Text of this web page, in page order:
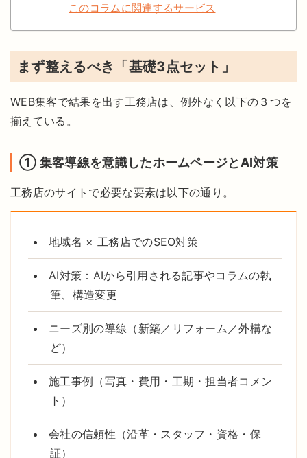
このコラムに関連するサービス
まず整えるべき「基礎3点セット」
WEB集客で結果を出す工務店は、例外なく以下の３つを
揃えている。
① 集客導線を意識したホームページとAI対策
工務店のサイトで必要な要素は以下の通り。
地域名 × 工務店でのSEO対策
AI対策：AIから引用される記事やコラムの執
筆、構造変更
ニーズ別の導線（新築／リフォーム／外構な
ど）
施工事例（写真・費用・工期・担当者コメン
ト）
会社の信頼性（沿革・スタッフ・資格・保
証）